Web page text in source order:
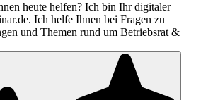
heute helfen? Ich bin Ihr digitaler
Ich helfe Ihnen bei Fragen zu
und Themen rund um Betriebsrat &